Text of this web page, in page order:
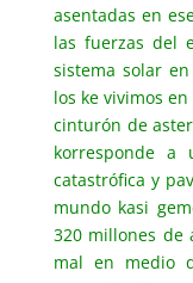
asentadas en
las fuerzas del
sistema solar
los ke vivimos
cinturón de
korresponde
catastrófica y
mundo kasi
320 millones de
mal en medio